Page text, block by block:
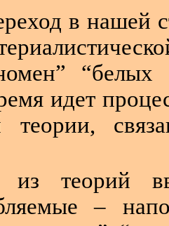
в нашей
“белых
идет
теории,
теорий
–